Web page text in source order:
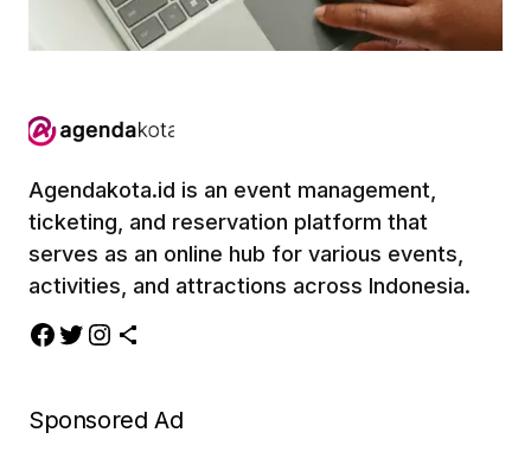
Agendakota.id is an event management,
ticketing, and reservation platform that
serves as an online hub for various events,
activities, and attractions across Indonesia.
Sponsored Ad